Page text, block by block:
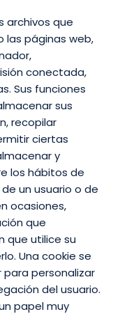
archivos que
las páginas web,
conectada,
Sus funciones
sus
recopilar
ciertas
y
los hábitos de
un usuario o de
ocasiones,
que
que utilice su
Una cookie se
personalizar
del usuario.
papel muy